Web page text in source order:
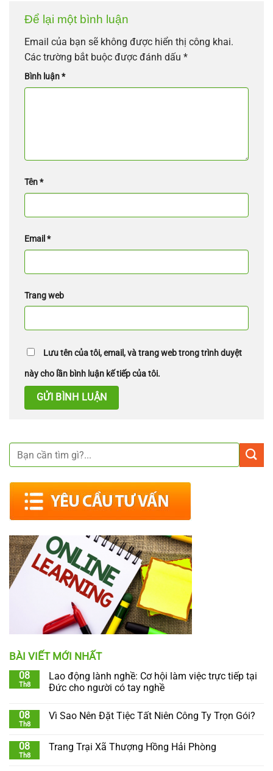
BÀI VIẾT MỚI NHẤT
08
Th8
Lao động lành nghề: Cơ hội làm việc trực tiếp tại
Đức cho người có tay nghề
08
Th8
Vì Sao Nên Đặt Tiệc Tất Niên Công Ty Trọn Gói?
08
Th8
Trang Trại Xã Thượng Hồng Hải Phòng
Để lại một bình luận
Email của bạn sẽ không được hiển thị công khai.
Các trường bắt buộc được đánh dấu *
Bình luận*
Tên*
Email *
Trang web
Lưu tên của tôi, email, và trang web trong trình duyệt
này cho lần bình luận kế tiếp của tôi.